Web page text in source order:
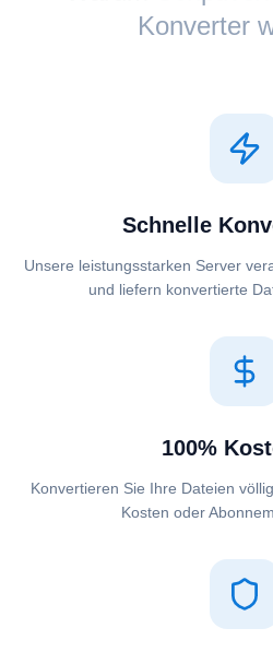
Konverter
Schnelle
Unsere leistungsstarken Server
und liefern konvertierte
100%
Konvertieren Sie Ihre Dateien
Kosten oder